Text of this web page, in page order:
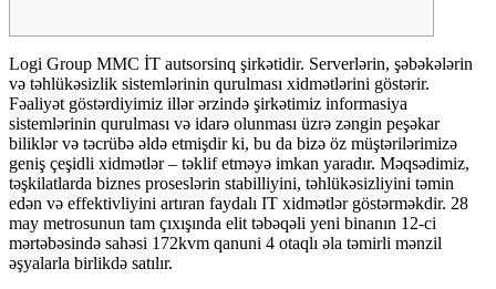
Logi Group MMC İT autsorsinq şirkətidir. Serverlərin, şəbəkələrin
və təhlükəsizlik sistemlərinin qurulması xidmətlərini göstərir.
Fəaliyət göstərdiyimiz illər ərzində şirkətimiz informasiya
sistemlərinin qurulması və idarə olunması üzrə zəngin peşəkar
biliklər və təcrübə əldə etmişdir ki, bu da bizə öz müştərilərimizə
geniş çeşidli xidmətlər – təklif etməyə imkan yaradır. Məqsədimiz,
təşkilatlarda biznes proseslərin stabilliyini, təhlükəsizliyini təmin
edən və effektivliyini artıran faydalı IT xidmətlər göstərməkdir. 28
may metrosunun tam çıxışında elit təbəqəli yeni binanın 12-ci
mərtəbəsində sahəsi 172kvm qanuni 4 otaqlı əla təmirli mənzil
əşyalarla birlikdə satılır.